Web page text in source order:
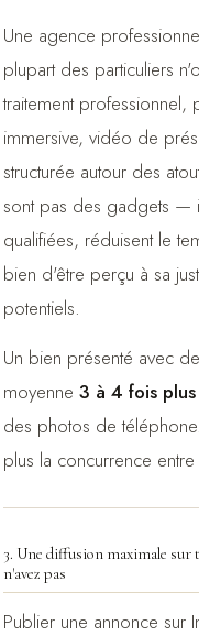
Une agence
plupart des particuliers
traitement professionnel,
immersive, vidéo de
structurée autour des
sont pas des gadgets —
qualifiées, réduisent le
bien d'être perçu à sa
potentiels.
Un bien présenté avec
moyenne 3 à 4 fois
des photos de
plus la concurrence
3. Une diffusion maximale sur
n'avez pas
Publier une annonce sur